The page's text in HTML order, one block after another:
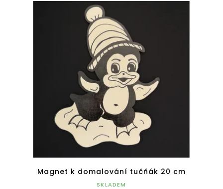
Magnet k domalování tučňák 20 cm
SKLADEM